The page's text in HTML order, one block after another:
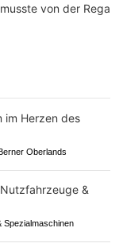
von der Rega
Oberlands
Spezialmaschinen